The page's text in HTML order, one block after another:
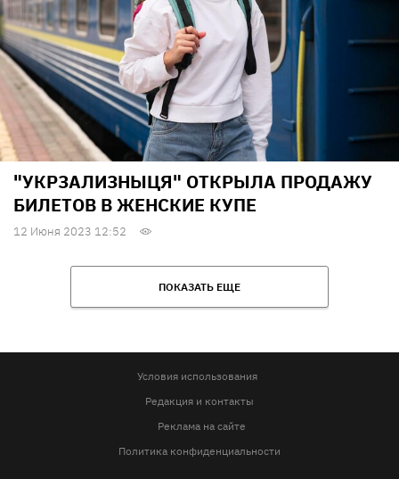
"УКРЗАЛИЗНЫЦЯ" ОТКРЫЛА ПРОДАЖУ
БИЛЕТОВ В ЖЕНСКИЕ КУПЕ
12 Июня 2023 12:52
ПОКАЗАТЬ ЕЩЕ
Условия использования
Редакция и контакты
Реклама на сайте
Политика конфиденциальности